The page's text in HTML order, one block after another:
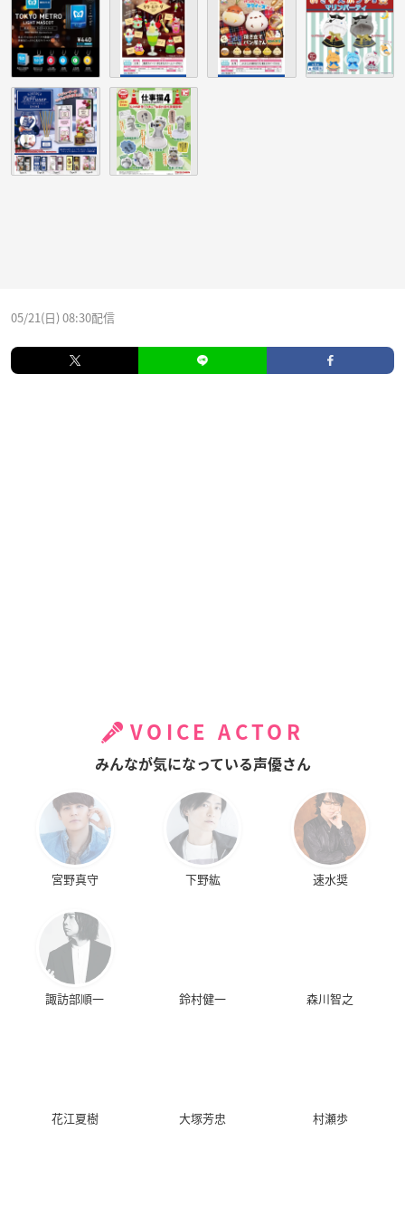
05/21(日) 08:30配信
VOICE ACTOR
みんなが気になっている声優さん
宮野真守 下野紘 速水奨
諏訪部順一 鈴村健一 森川智之
花江夏樹 大塚芳忠 村瀬歩